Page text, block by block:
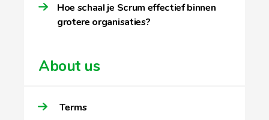
Hoe schaal je Scrum effectief binnen
grotere organisaties?
About us
Terms